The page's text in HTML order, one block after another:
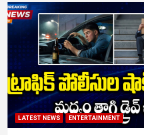
LATEST NEWS ENTERTAINMENT